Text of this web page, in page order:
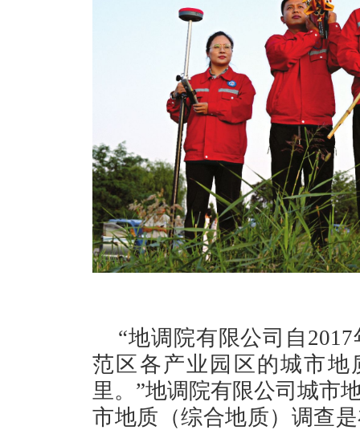
“地调院有限公司自
范区各产业园区的城市地
里。”地调院有限公司城市
市地质（综合地质）调查